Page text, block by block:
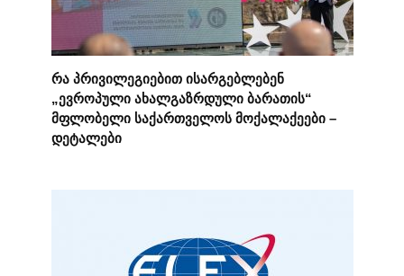
რა პრივილეგიებით ისარგებლებენ
„ევროპული ახალგაზრდული ბარათის“
მფლობელი საქართველოს მოქალაქეები –
დეტალები